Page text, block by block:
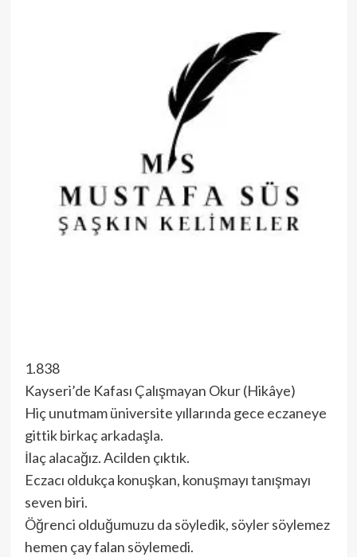
1.838
Kayseri’de Kafası Çalışmayan Okur (Hikâye)
Hiç unutmam üniversite yıllarında gece eczaneye
gittik birkaç arkadaşla.
İlaç alacağız. Acilden çıktık.
Eczacı oldukça konuşkan, konuşmayı tanışmayı
seven biri.
Öğrenci olduğumuzu da söyledik, söyler söylemez
hemen çay falan söylemedi.